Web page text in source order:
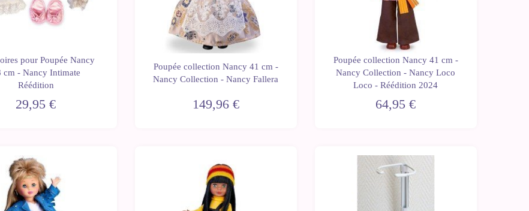
pour Poupée Nancy
cm - Nancy Intimate
Réédition
29,95 €
Poupée collection Nancy 41 cm -
Nancy Collection - Nancy Fallera
149,96 €
Poupée collection Nancy 41 cm -
Nancy Collection - Nancy Loco
Loco - Réédition 2024
64,95 €